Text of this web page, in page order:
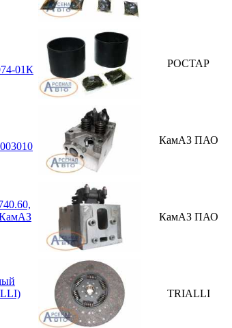
01К
РОСТАР
КамАЗ ПАО
КамАЗ ПАО
TRIALLI